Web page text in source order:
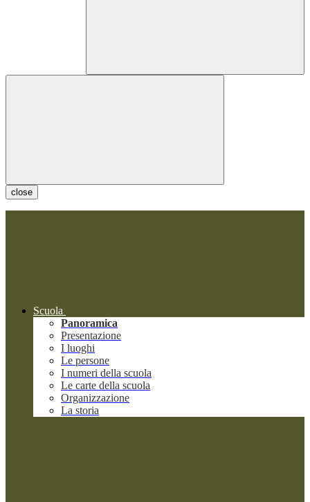
close
Scuola
Panoramica
Presentazione
I luoghi
Le persone
I numeri della scuola
Le carte della scuola
Organizzazione
La storia